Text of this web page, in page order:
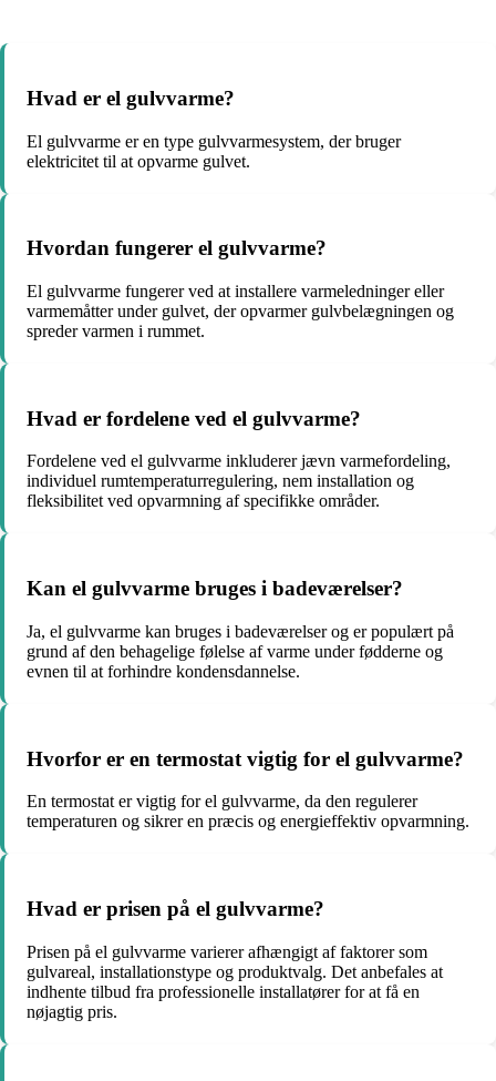
Hvad er el gulvvarme?
El gulvvarme er en type gulvvarmesystem, der bruger
elektricitet til at opvarme gulvet.
Hvordan fungerer el gulvvarme?
El gulvvarme fungerer ved at installere varmeledninger eller
varmemåtter under gulvet, der opvarmer gulvbelægningen og
spreder varmen i rummet.
Hvad er fordelene ved el gulvvarme?
Fordelene ved el gulvvarme inkluderer jævn varmefordeling,
individuel rumtemperaturregulering, nem installation og
fleksibilitet ved opvarmning af specifikke områder.
Kan el gulvvarme bruges i badeværelser?
Ja, el gulvvarme kan bruges i badeværelser og er populært på
grund af den behagelige følelse af varme under fødderne og
evnen til at forhindre kondensdannelse.
Hvorfor er en termostat vigtig for el gulvvarme?
En termostat er vigtig for el gulvvarme, da den regulerer
temperaturen og sikrer en præcis og energieffektiv opvarmning.
Hvad er prisen på el gulvvarme?
Prisen på el gulvvarme varierer afhængigt af faktorer som
gulvareal, installationstype og produktvalg. Det anbefales at
indhente tilbud fra professionelle installatører for at få en
nøjagtig pris.